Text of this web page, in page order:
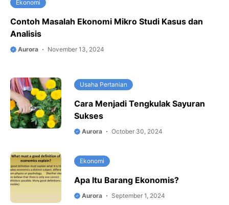
Ekonomi
Contoh Masalah Ekonomi Mikro Studi Kasus dan
Analisis
Aurora November 13, 2024
Usaha Pertanian
Cara Menjadi Tengkulak Sayuran
Sukses
Aurora October 30, 2024
Ekonomi
Apa Itu Barang Ekonomis?
Aurora September 1, 2024